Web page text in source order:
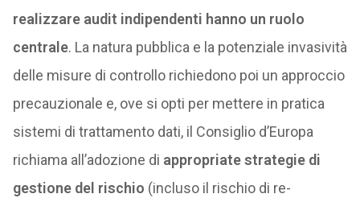
realizzare audit indipendenti hanno un ruolo
centrale. La natura pubblica e la potenziale invasività
delle misure di controllo richiedono poi un approccio
precauzionale e, ove si opti per mettere in pratica
sistemi di trattamento dati, il Consiglio d’Europa
richiama all’adozione di appropriate strategie di
gestione del rischio (incluso il rischio di re-